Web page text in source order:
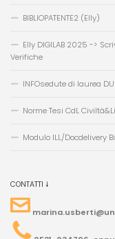
BIBLIOPATENTE2 (Elly)
Elly DIGILAB 2025 ->
Verifiche
INFOsedute di laurea
Norme Tesi CdL
Modulo ILL/Docdelivery
CONTATTI 🠗